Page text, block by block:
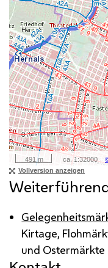
Kirtage,
und Ostermärkte